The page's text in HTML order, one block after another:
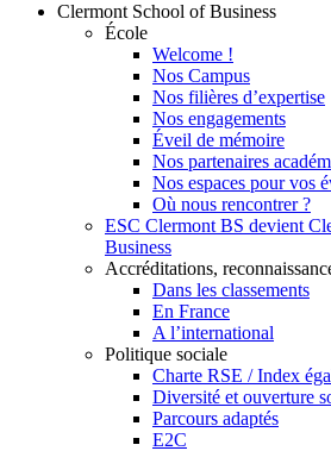
Clermont School of Business
École
Welcome !
Nos Campus
Nos filières d’expertise
Nos engagements
Éveil de mémoire
Nos partenaires
Nos espaces pour vos
Où nous rencontrer ?
ESC Clermont BS devient
Business
Accréditations,
Dans les classements
En France
A l’international
Politique sociale
Charte RSE / Index
Diversité et ouverture
Parcours adaptés
E2C